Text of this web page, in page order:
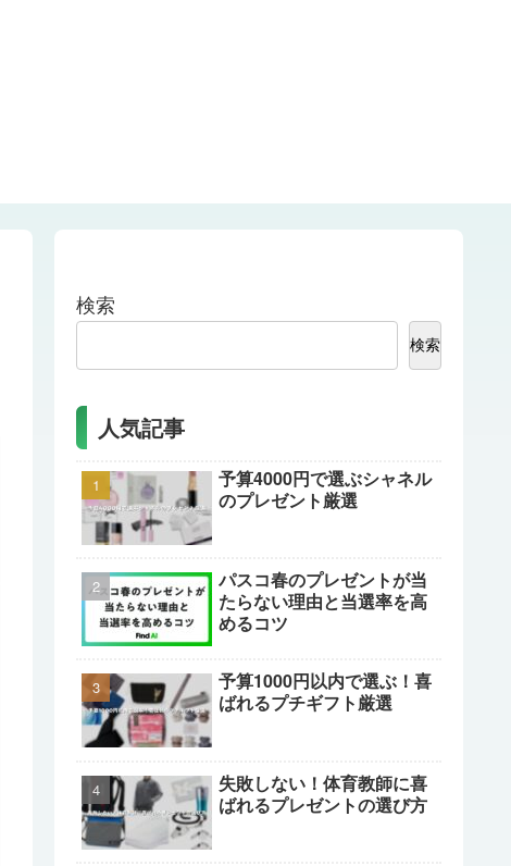
検索
検索
人気記事
予算4000円で選ぶシャネル
のプレゼント厳選
パスコ春のプレゼントが当
たらない理由と当選率を高
めるコツ
予算1000円以内で選ぶ！喜
ばれるプチギフト厳選
失敗しない！体育教師に喜
ばれるプレゼントの選び方